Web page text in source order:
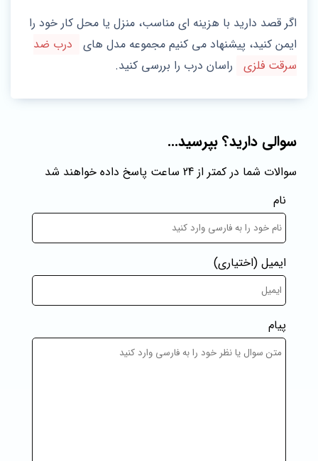
اگر قصد دارید با هزینه‌ ای مناسب، منزل یا محل کار خود را
ایمن کنید، پیشنهاد می‌ کنیم مجموعه مدل‌ های
درب ضد
سرقت فلزی
راسان درب را بررسی کنید.
سوالی دارید؟ بپرسید...
سوالات شما در کمتر از 24 ساعت پاسخ داده خواهند شد
نام
ایمیل (اختیاری)
پیام